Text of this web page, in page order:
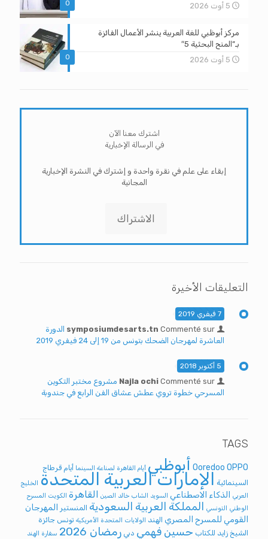
0 5 أوت 2026
0
مركز أبوظبي للغة العربية ينشر الأعمال الفائزة
بـ”المنح البحثية 5″
5 أوت 2026
اشترك معنا الآن
في الرسالة الإخبارية
إبقاء على علم في نقرة واحدة و إشترك في النشرة الإخبارية
المجانية
الاشتراك
التعليقات الأخيرة
7 فيفري 2019
symposiumdesarts.tn Commenté sur
الدورة
العاشرة لمهرجان الضحك بتونس من 19 إلى 24 فيفري 2019
5 أكتوبر 2018
Najla ochi Commenté sur
مشروع مختبر التكوين
المسرحي خطوة تروي عطش عشاق الفن الرابع في جندوبة
TAGS
Ooredoo OPPO أبوظبي أيام القاهرة لصناعة السينما أيام قرطاج
السينمائية الإمارات العربية المتحدة الخليج
العربي
الذكاء الاصطناعي السويد الشاب خالد الصين القاهرة الكويت المسرح
الوطني التونسي المملكة العربية السعودية المنستير
المهرجان
القومي للمسرح المصري الهند الولايات المتحدة الأمريكية تونس جائزة
الشيخ زايد للكتاب حسين فهمي دبي رمضان 2026
سفارة الهند